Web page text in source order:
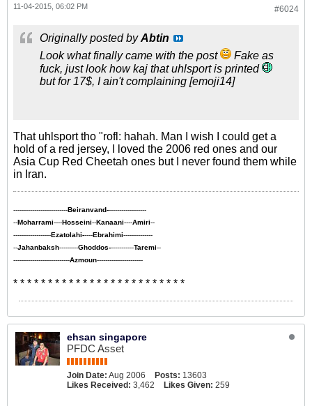
#6024
11-04-2015, 06:02 PM
Originally posted byAbtin
Look what finally came with the post
Fake as
fuck, just look how kaj that uhlsport is printed
but for 17$, I ain't complaining [emoji14]
That uhlsport tho "rofl: hahah. Man I wish I could get a
hold of a red jersey, I loved the 2006 red ones and our
Asia Cup Red Cheetah ones but I never found them while
in Iran.
--------------------------Beiranvand-------------------
--Moharrami----Hosseini--Kanaani----Amiri--
------------------Ezatolahi-----Ebrahimi--------------
--Jahanbaksh---------Ghoddos------------Taremi--
---------------------------Azmoun----------------------
* * * * * * * * * * * * * * * * * * * * * * * * *
ehsan singapore
PFDC Asset
Join Date: Aug 2006 Posts: 13603
Likes Received: 3,462 Likes Given: 259